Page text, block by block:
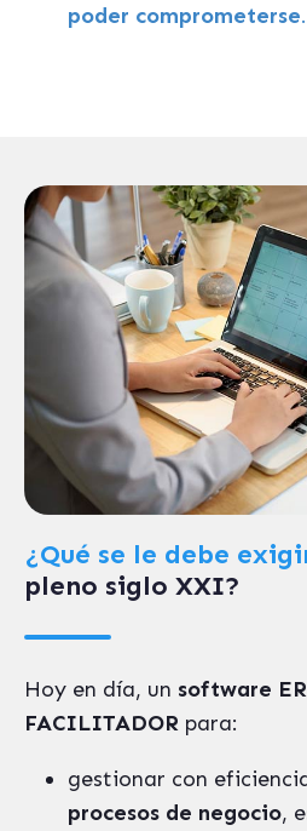
poder comprometerse.
¿Qué se le debe
pleno siglo XXI?
Hoy en día, un software
FACILITADOR para:
gestionar con
procesos de negocio,